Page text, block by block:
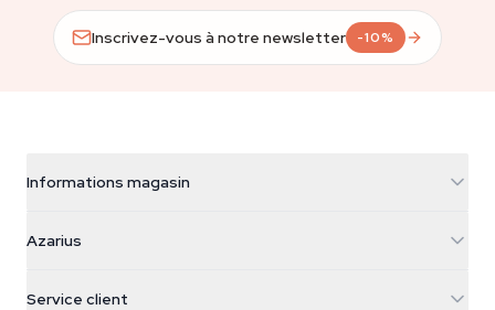
Inscrivez-vous à notre newsletter -10%
Informations magasin
Galvaniweg 11
Nederland
Azarius
Service client